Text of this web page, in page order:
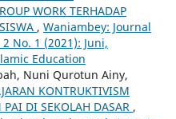
WORK TERHADAP
, Waniambey: Journal
No. 1 (2021): Juni,
Education
Nuni Qurotun Ainy,
KONTRUKTIVISM
DI SEKOLAH DASAR ,